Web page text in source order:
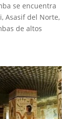
se encuentra
Asasif del Norte,
de altos